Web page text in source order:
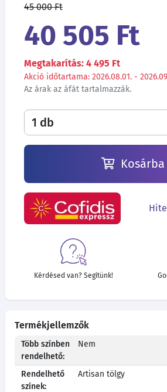
45 000 Ft
40 505 Ft
Megtakarítás: 4 495 Ft
Akció időtartama: 2026.08.01. -
Az árak az áfát tartalmazzák.
Kosárba
Kérdésed van? Segítünk!
Termékjellemzők
Több színben
rendelhető:
Nem
Rendelhető
színek:
Artisan tölgy